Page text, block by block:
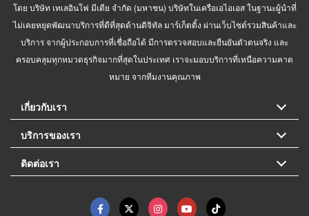
โดย บริษัท เทเลอินโฟ มีเดีย จำกัด (มหาชน) บริษัทในเครือเอไอเอส ในฐานะผู้นำที่
ไม่เคยหยุดพัฒนาบริการที่ดีที่สุดด้านดิจิทัล มาร์เก็ตติ้ง ผ่านเว็บไซต์รวมสินค้าและ
บริการ จากผู้ประกอบการที่เชื่อถือได้ มีการตรวจสอบและยืนยันตัวตนจริง และ
ครอบคลุมทุกหมวดธุรกิจมากที่สุดในประเทศ เราจะมอบบริการที่เหนือความคาด
หมาย จากทีมงานคุณภาพ
เกี่ยวกับเรา
บริการของเรา
ติดต่อเรา